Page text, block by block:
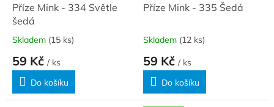
Příze Mink - 334 Světle
šedá
Skladem (15 ks)
59 Kč / ks
Do košíku
Příze Mink - 335 Šedá
Skladem (12 ks)
59 Kč / ks
Do košíku